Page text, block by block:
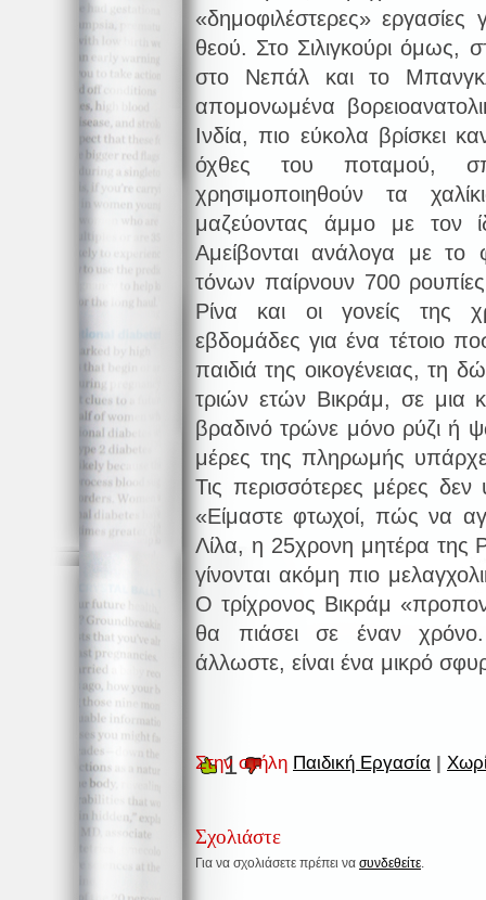
«δημοφιλέστερες»
θεού. Στο Σιλιγκούρι όμως,
στο Νεπάλ και το
απομονωμένα
Ινδία, πιο εύκολα βρίσκει
όχθες του ποταμού,
χρησιμοποιηθούν τα
μαζεύοντας άμμο με τον
Αμείβονται ανάλογα με το
τόνων παίρνουν 700
Ρίνα και οι γονείς της
εβδομάδες για ένα τέτοιο
παιδιά της οικογένειας, τη
τριών ετών Βικράμ, σε
βραδινό τρώνε μόνο ρύζι ή
μέρες της πληρωμής
Τις περισσότερες μέρες
«Είμαστε φτωχοί, πώς να
Λίλα, η 25χρονη μητέρα της
γίνονται ακόμη πιο
Ο τρίχρονος Βικράμ
θα πιάσει σε έναν
άλλωστε, είναι ένα μικρό
Στην στήλη Παιδική Εργασία
1
Σχολιάστε
Για να σχολιάσετε πρέπει να συνδεθείτε.